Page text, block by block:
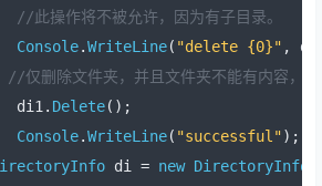
//此操作将不被允许，因为有子目录。
Console.WriteLine( "delete {0}" ,
//仅删除文件夹，并且文件夹不能有内容，
di1
. Delete();
Console.WriteLine( "successful");
di = new DirectoryInfo